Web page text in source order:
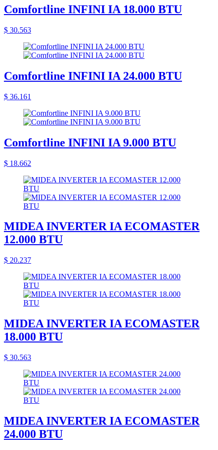
Comfortline INFINI IA 18.000 BTU
$ 30.563
Comfortline INFINI IA 24.000 BTU
$ 36.161
Comfortline INFINI IA 9.000 BTU
$ 18.662
MIDEA INVERTER IA ECOMASTER
12.000 BTU
$ 20.237
MIDEA INVERTER IA ECOMASTER
18.000 BTU
$ 30.563
MIDEA INVERTER IA ECOMASTER
24.000 BTU